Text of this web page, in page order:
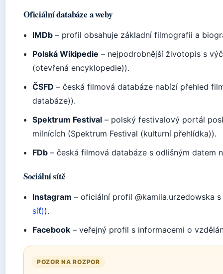
Oficiální databáze a weby
IMDb – profil obsahuje základní filmografii a
Polská Wikipedie – nejpodrobnější životopis s
(otevřená encyklopedie)).
ČSFD – česká filmová databáze nabízí přehled
databáze)).
Spektrum Festival – polský festivalový portál
milnících (Spektrum Festival (kulturní přehlídka)).
FDb – česká filmová databáze s odlišným datem
Sociální sítě
Instagram – oficiální profil @kamila.urzedowska
síť)).
Facebook – veřejný profil s informacemi o
POZOR NA ROZPOR